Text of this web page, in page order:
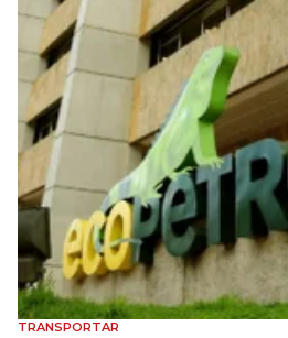
TRANSPORTAR